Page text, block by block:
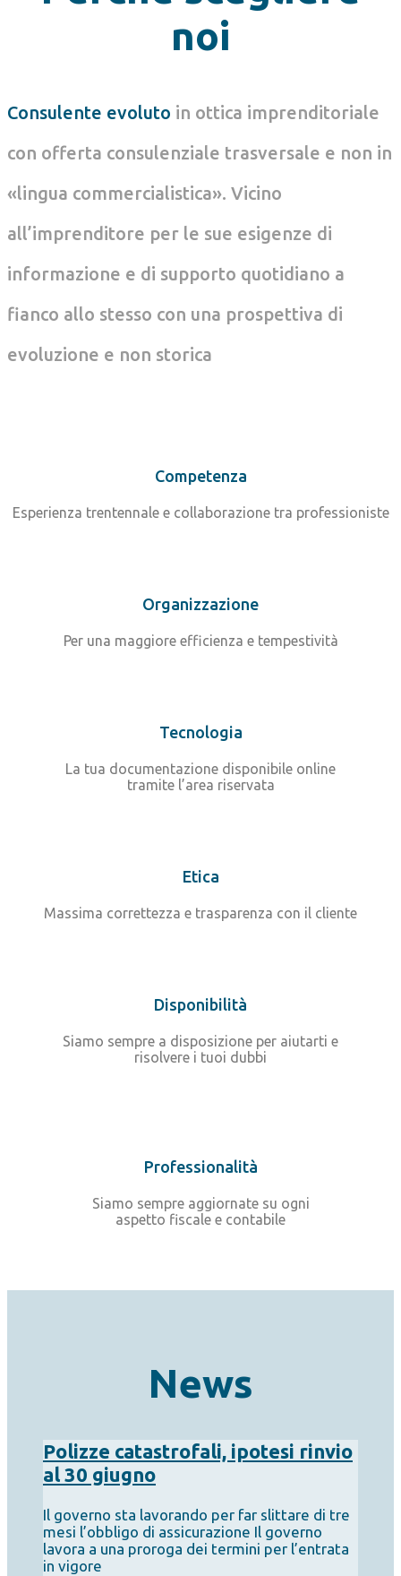
noi
Consulente evoluto in ottica imprenditoriale
con offerta consulenziale trasversale e non in
«lingua commercialistica». Vicino
all’imprenditore per le sue esigenze di
informazione e di supporto quotidiano a
fianco allo stesso con una prospettiva di
evoluzione e non storica
Competenza
Esperienza trentennale e collaborazione tra professioniste
Organizzazione
Per una maggiore efficienza e tempestività
Tecnologia
La tua documentazione disponibile online
tramite l’area riservata
Etica
Massima correttezza e trasparenza con il cliente
Disponibilità
Siamo sempre a disposizione per aiutarti e
risolvere i tuoi dubbi
Professionalità
Siamo sempre aggiornate su ogni
aspetto fiscale e contabile
News
Polizze catastrofali, ipotesi rinvio
al 30 giugno
Il governo sta lavorando per far slittare di tre
mesi l’obbligo di assicurazione Il governo
lavora a una proroga dei termini per l’entrata
in vigore